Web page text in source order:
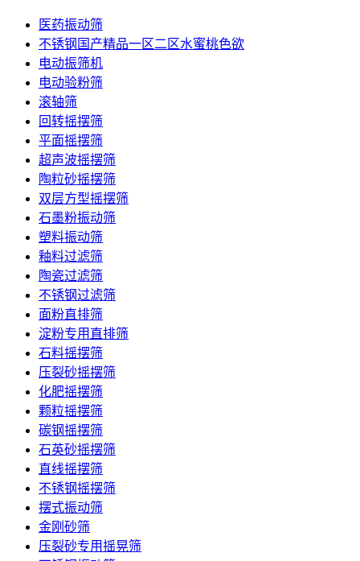
医药振动筛
不锈钢国产精品一区二区水蜜桃色欲
电动振筛机
电动验粉筛
滚轴筛
回转摇摆筛
平面摇摆筛
超声波摇摆筛
陶粒砂摇摆筛
双层方型摇摆筛
石墨粉振动筛
塑料振动筛
釉料过滤筛
陶瓷过滤筛
不锈钢过滤筛
面粉直排筛
淀粉专用直排筛
石料摇摆筛
压裂砂摇摆筛
化肥摇摆筛
颗粒摇摆筛
碳钢摇摆筛
石英砂摇摆筛
直线摇摆筛
不锈钢摇摆筛
摆式振动筛
金刚砂筛
压裂砂专用摇晃筛